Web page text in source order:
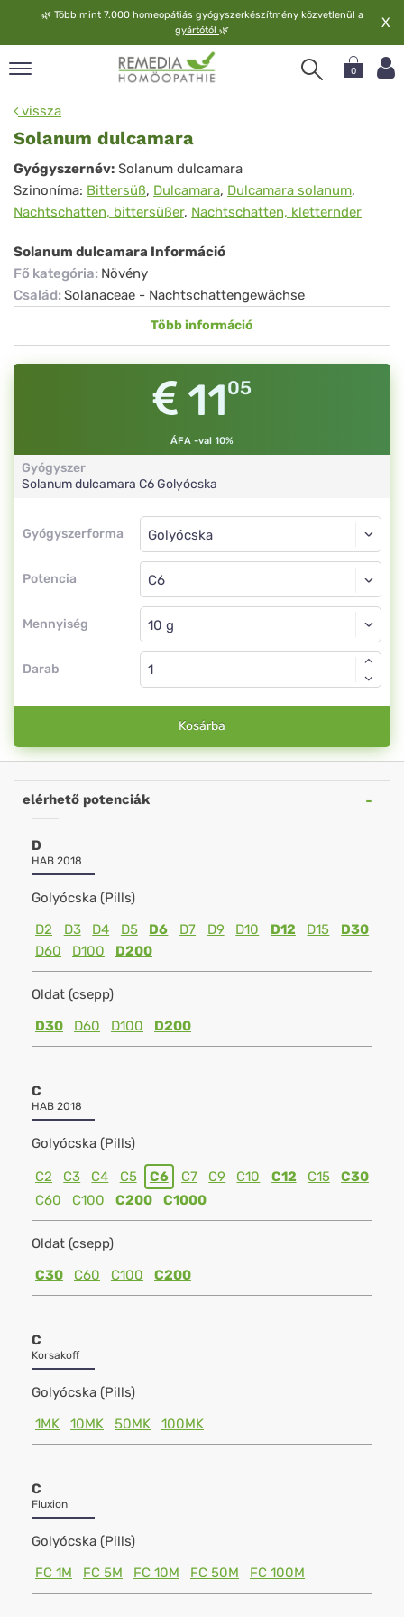
🌿 Több mint 7.000 homeopátiás gyógyszerkészítmény közvetlenül a
gyártótól 🌿 X
0
vissza
Solanum dulcamara
Solanum
dulcamara
Gyógyszernév: Solanum dulcamara
Szinoníma: Bittersüß, Dulcamara, Dulcamara solanum,
Nachtschatten, bittersüßer, Nachtschatten, kletternder
Solanum dulcamara Információ
Fő kategória: Növény
Család: Solanaceae - Nachtschattengewächse
Több információ
1105
ÁFA -val 10%
Gyógyszer
Solanum dulcamara C6Golyócska
Gyógyszerforma
Gyógyszerforma
Potencia
Golyócska
C6
Mennyiség
Golyócska
Darab
Kosárba
elérhető potenciák
D
HAB 2018
Golyócska (Pills)
D2
D3 D4 D5 D6 D7 D9 D10 D12 D15
D30
D60
D100 D200
Oldat (csepp)
D30
D60 D100 D200
C
HAB 2018
Golyócska (Pills)
C2 C3 C4 C5 C6 C7 C9 C10 C12 C15
C30
C60
C100 C200 C1000
Oldat (csepp)
C30
C60 C100 C200
C
Korsakoff
Golyócska (Pills)
1MK
10MK 50MK 100MK
C
Fluxion
Golyócska (Pills)
FC 1M
FC 5M FC 10M FC 50M FC 100M